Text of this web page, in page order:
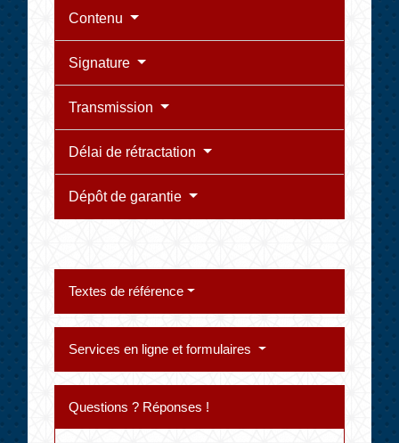
Contenu
Signature
Transmission
Délai de rétractation
Dépôt de garantie
Textes de référence
Services en ligne et formulaires
Questions ? Réponses !